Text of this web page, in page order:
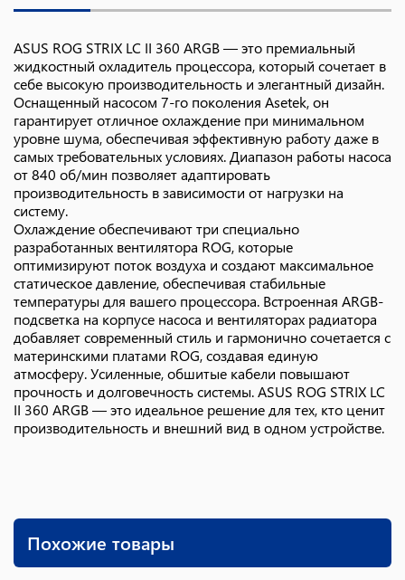
ASUS ROG STRIX LC II 360 ARGB — это премиальный
жидкостный охладитель процессора, который сочетает в
себе высокую производительность и элегантный дизайн.
Оснащенный насосом 7-го поколения Asetek, он
гарантирует отличное охлаждение при минимальном
уровне шума, обеспечивая эффективную работу даже в
самых требовательных условиях. Диапазон работы насоса
от 840 об/мин позволяет адаптировать
производительность в зависимости от нагрузки на
систему.
Охлаждение обеспечивают три специально
разработанных вентилятора ROG, которые
оптимизируют поток воздуха и создают максимальное
статическое давление, обеспечивая стабильные
температуры для вашего процессора. Встроенная ARGB-
подсветка на корпусе насоса и вентиляторах радиатора
добавляет современный стиль и гармонично сочетается с
материнскими платами ROG, создавая единую
атмосферу. Усиленные, обшитые кабели повышают
прочность и долговечность системы. ASUS ROG STRIX LC
II 360 ARGB — это идеальное решение для тех, кто ценит
производительность и внешний вид в одном устройстве.
Похожие товары